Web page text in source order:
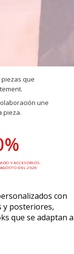
que
une
pieza.
Y ACCESORIOS.
DEL 2026
con
y posteriores,
que se adaptan a